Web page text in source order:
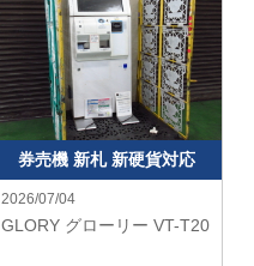
券売機 新札 新硬貨対応
2026/07/04
GLORY グローリー VT-T20